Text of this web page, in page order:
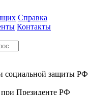
Справка
Контакты
социальной защиты РФ
Президенте РФ